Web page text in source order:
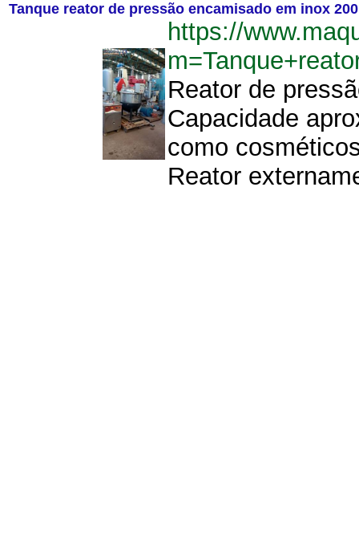
Tanque reator de pressão encamisado em inox
https://
Reator de
Capacidade
como
Reator